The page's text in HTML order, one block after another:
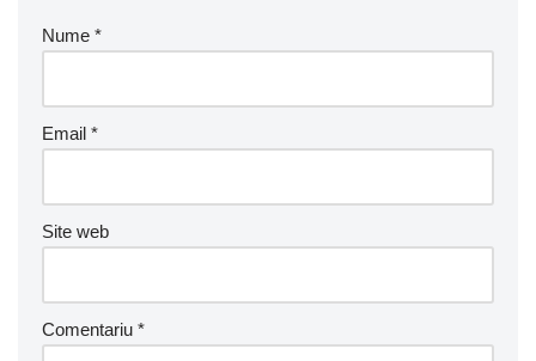
Nume *
Email *
Site web
Comentariu *